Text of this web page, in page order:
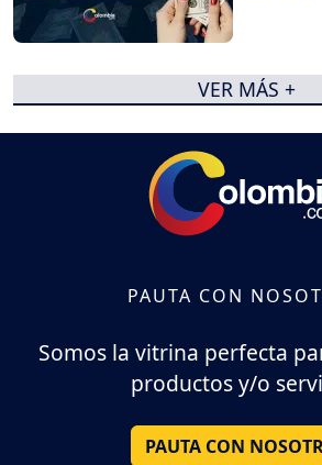
VER MÁS +
PAUTA CON
Somos la vitrina perfecta
productos y/o
PAUTA CON